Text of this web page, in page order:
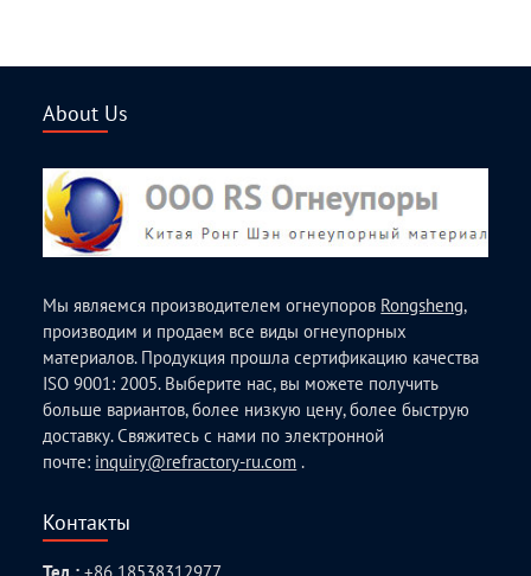
About Us
Мы являемся производителем огнеупоров Rongsheng,
производим и продаем все виды огнеупорных
материалов. Продукция прошла сертификацию качества
ISO 9001: 2005. Выберите нас, вы можете получить
больше вариантов, более низкую цену, более быструю
доставку. Свяжитесь с нами по электронной
почте: inquiry@refractory-ru.com .
Контакты